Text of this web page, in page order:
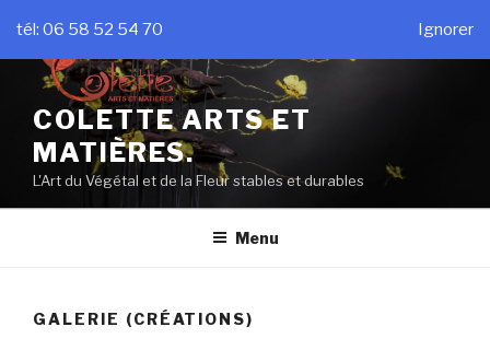
contenu
principal
COLETTE ARTS ET
MATIÈRES.
L'Art du Végétal et de la Fleur stables et durables
Menu
GALERIE (CRÉATIONS)
tél: 06 58 52 54 70 Ignorer